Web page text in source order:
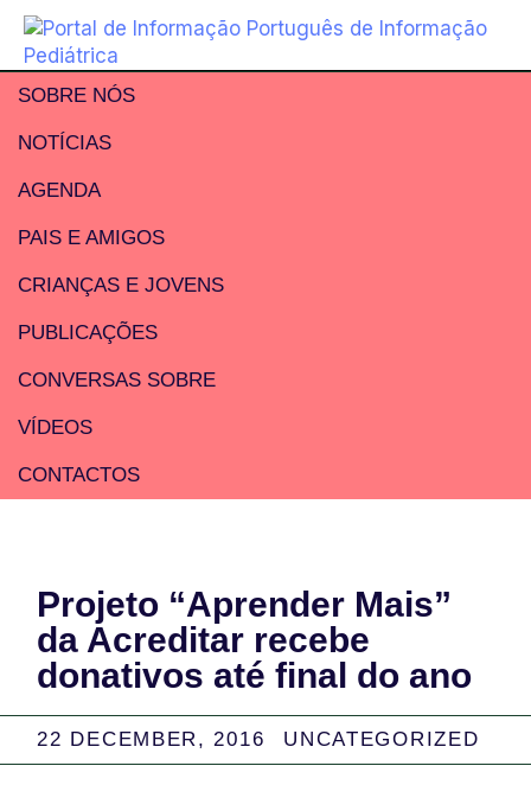
SOBRE NÓS
NOTÍCIAS
AGENDA
PAIS E AMIGOS
CRIANÇAS E JOVENS
PUBLICAÇÕES
CONVERSAS SOBRE
VÍDEOS
CONTACTOS
Projeto “Aprender Mais”
da Acreditar recebe
donativos até final do ano
22 DECEMBER, 2016 UNCATEGORIZED